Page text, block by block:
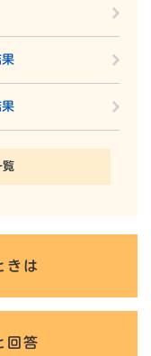
覧
きは
回答